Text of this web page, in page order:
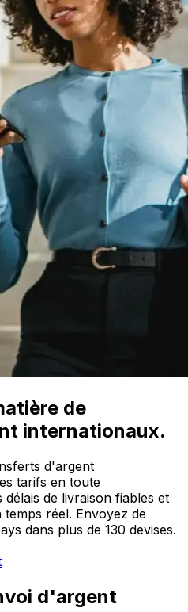
de
internationaux.
d'argent
tarifs en toute
de livraison fiables et
réel. Envoyez de
dans plus de 130 devises.
d'argent